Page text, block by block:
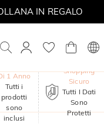
IN REGALO
1 Anno
Tutti i
prodotti
sono
inclusi
Shopping
Sicuro
Tutti I Dati
Sono
Protetti